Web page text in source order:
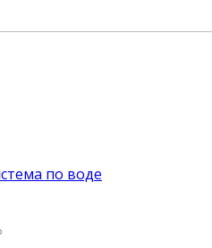
по воде